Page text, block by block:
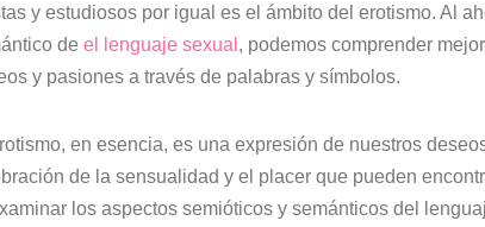
y estudiosos por igual es el ámbito del erotismo. Al
deel lenguaje sexual , podemos comprender
y pasiones a través de palabras y símbolos.
en esencia, es una expresión de nuestros
de la sensualidad y el placer que pueden
los aspectos semióticos y semánticos del